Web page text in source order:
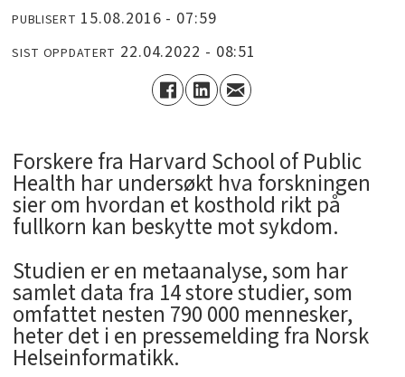
PUBLISERT 15.08.2016 - 07:59
SIST OPPDATERT 22.04.2022 - 08:51
Forskere fra Harvard School of Public
Health har undersøkt hva forskningen
sier om hvordan et kosthold rikt på
fullkorn kan beskytte mot sykdom.
Studien er en metaanalyse, som har
samlet data fra 14 store studier, som
omfattet nesten 790 000 mennesker,
heter det i en pressemelding fra Norsk
Helseinformatikk.